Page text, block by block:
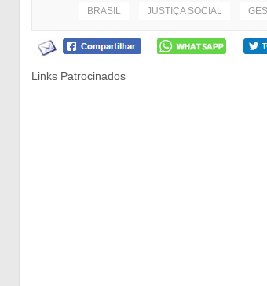
BRASIL JUSTIÇA SOCIAL
Links Patrocinados